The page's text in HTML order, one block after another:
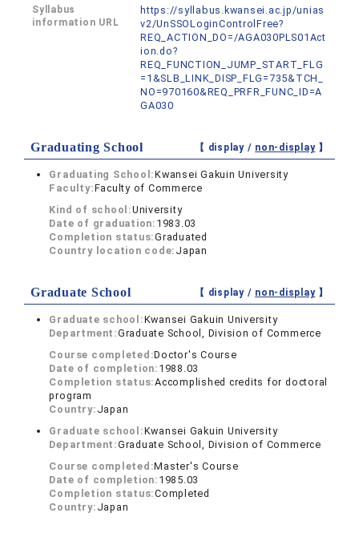
Syllabus
information URL
https://syllabus.kwansei.ac.jp/unias
v2/UnSSOLoginControlFree?
REQ_ACTION_DO=/AGA030PLS01Act
ion.do?
REQ_FUNCTION_JUMP_START_FLG
=1&SLB_LINK_DISP_FLG=735&TCH_
NO=970160&REQ_PRFR_FUNC_ID=A
GA030
Graduating School 【 display / non-display】
Graduating School:Kwansei Gakuin University
Faculty:Faculty of Commerce
Kind of school:University
Date of graduation: 1983.03
Completion status:Graduated
Country location code: Japan
Graduate School 【 display / non-display】
Graduate school:Kwansei Gakuin University
Department:Graduate School, Division of Commerce
Course completed:Doctor's Course
Date of completion: 1988.03
Completion status:Accomplished credits for doctoral
program
Country: Japan
Graduate school:Kwansei Gakuin University
Department:Graduate School, Division of Commerce
Course completed:Master's Course
Date of completion: 1985.03
Completion status:Completed
Country: Japan